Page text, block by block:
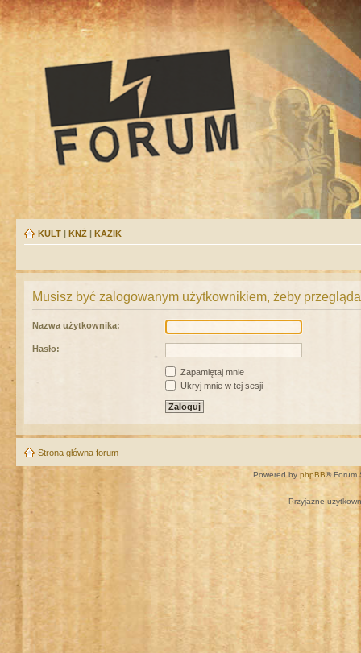
KULT | KNŻ | KAZIK
Musisz być zalogowanym użytkownikiem, żeby
Nazwa użytkownika:
Hasło:
Zapamiętaj mnie
Ukryj mnie w tej sesji
Strona główna forum
Powered by phpBB® Forum
Przyjazne